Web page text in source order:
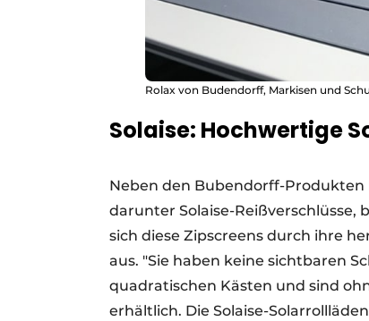
Rolax von Budendorff, Markisen und
Solaise: Hochwertige
Neben den Bubendorff-Produkten
darunter Solaise-Reißverschlüsse,
sich diese Zipscreens durch ihre
aus. "Sie haben keine sichtbaren
quadratischen Kästen und sind
erhältlich. Die Solaise-